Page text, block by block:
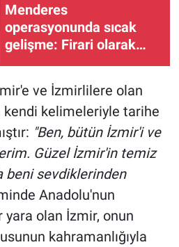
Menderes
operasyonunda sıcak
gelişme: Firari olarak
aranan Rüzgar Sönmez
yakalandı!
ve İzmirlilere olan
kendi kelimeleriyle tarihe
"Ben, bütün İzmir'i ve
Güzel İzmir'in temiz
beni sevdiklerinden
Anadolu'nun
olan İzmir, onun
kahramanlığıyla